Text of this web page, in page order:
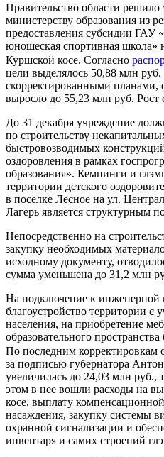
Правительство области
министерству образования из
предоставления субсидии ГАУ
юношеская спортивная школа»
Куршской косе. Согласно
цели выделялось 50,88 млн руб.
скорректированными планами,
выросло до 55,23 млн руб. Рост
До 31 декабря учреждение
по строительству
быстровозводимых
оздоровления в рамках
образования». Кемпинги и
территории детского
в поселке Лесное на ул.
Лагерь является
Непосредственно на
закупку необходимых
исходному документу,
сумма уменьшена до 31,2 млн
На подключение к инженерной
благоустройство территории
населения, на приобретение
образовательного
По последним корректировкам
за подписью губернатора
увеличилась до 24,03 млн руб.,
этом в нее вошли расходы на
косе, выплату
насаждения, закупку системы
охранной сигнализации и
инвентаря и самих строений